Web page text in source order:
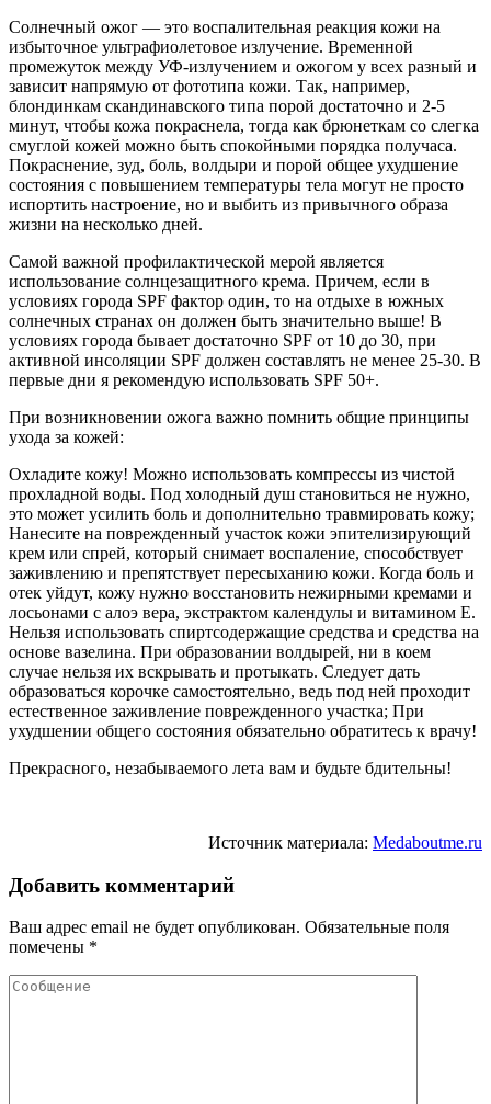
Солнечный ожог — это воспалительная реакция кожи на
избыточное ультрафиолетовое излучение. Временной
промежуток между УФ-излучением и ожогом у всех разный и
зависит напрямую от фототипа кожи. Так, например,
блондинкам скандинавского типа порой достаточно и 2-5
минут, чтобы кожа покраснела, тогда как брюнеткам со слегка
смуглой кожей можно быть спокойными порядка получаса.
Покраснение, зуд, боль, волдыри и порой общее ухудшение
состояния с повышением температуры тела могут не просто
испортить настроение, но и выбить из привычного образа
жизни на несколько дней.
Самой важной профилактической мерой является
использование солнцезащитного крема. Причем, если в
условиях города SPF фактор один, то на отдыхе в южных
солнечных странах он должен быть значительно выше! В
условиях города бывает достаточно SPF от 10 до 30, при
активной инсоляции SPF должен составлять не менее 25-30. В
первые дни я рекомендую использовать SPF 50+.
При возникновении ожога важно помнить общие принципы
ухода за кожей:
Охладите кожу! Можно использовать компрессы из чистой
прохладной воды. Под холодный душ становиться не нужно,
это может усилить боль и дополнительно травмировать кожу;
Нанесите на поврежденный участок кожи эпителизирующий
крем или спрей, который снимает воспаление, способствует
заживлению и препятствует пересыханию кожи. Когда боль и
отек уйдут, кожу нужно восстановить нежирными кремами и
лосьонами с алоэ вера, экстрактом календулы и витамином Е.
Нельзя использовать спиртсодержащие средства и средства на
основе вазелина. При образовании волдырей, ни в коем
случае нельзя их вскрывать и протыкать. Следует дать
образоваться корочке самостоятельно, ведь под ней проходит
естественное заживление поврежденного участка; При
ухудшении общего состояния обязательно обратитесь к врачу!
Прекрасного, незабываемого лета вам и будьте бдительны!
Источник материала: Medaboutme.ru
Добавить комментарий
Ваш адрес email не будет опубликован. Обязательные поля
помечены *